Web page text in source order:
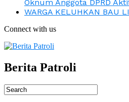
Oknum Anggota DPRD
WARGA KELUHKAN BAU
Connect with us
Berita Patroli